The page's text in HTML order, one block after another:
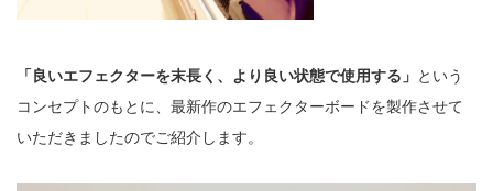
「良いエフェクターを末長く、より良い状態で使用する」 という
コンセプトのもとに、最新作のエフェクターボードを製作させて
いただきましたのでご紹介します。